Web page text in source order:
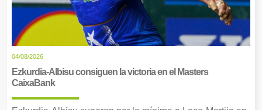
04/08/2026
Ezkurdia-Albisu consiguen la victoria en el Masters
CaixaBank